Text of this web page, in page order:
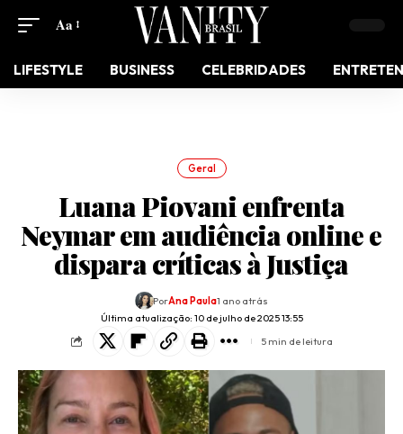
Aa
LIFESTYLE BUSINESS CELEBRIDADES
Geral
Luana Piovani enfrenta
Neymar em audiência online e
dispara críticas à Justiça
Última atualização: 10 de julho de 2025 13:55
PorAna Paula1 ano atrás
5 min de leitura